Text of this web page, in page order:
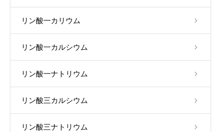
リン酸一カリウム
リン酸一カルシウム
リン酸一ナトリウム
リン酸三カルシウム
リン酸三ナトリウム